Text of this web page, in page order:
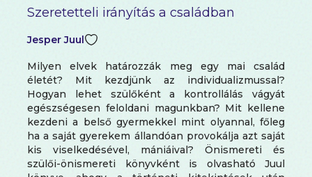
Szeretetteli irányítás a családban
Jesper Juul
Milyen elvek határozzák meg egy mai család
életét? Mit kezdjünk az individualizmussal?
Hogyan lehet szülőként a kontrollálás vágyát
egészségesen feloldani magunkban? Mit kellene
kezdeni a belső gyermekkel mint olyannal, főleg
ha a saját gyerekem állandóan provokálja azt saját
kis viselkedésével, mániáival? Önismereti és
szülői-önismereti könyvként is olvasható Juul